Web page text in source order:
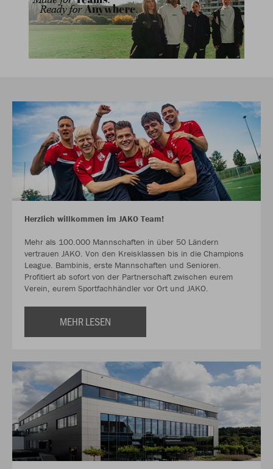
Herzlich willkommen im JAKO Team!
Mehr als 100.000 Mannschaften in über 50 Ländern
vertrauen JAKO. Von den Kreisklassen bis in die Champions
League. Bambinis, erste Mannschaften und Senioren.
Profitiert ab sofort von der Partnerschaft zwischen eurem
Verein, eurem Sportfachhändler vor Ort und JAKO.
MEHR LESEN